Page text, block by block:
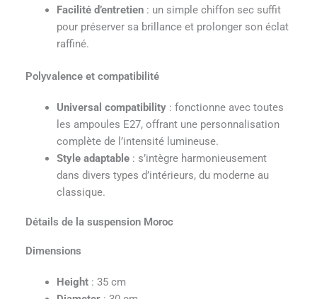
Facilité d’entretien: un simple chiffon sec suffit
pour préserver sa brillance et prolonger son éclat
raffiné.
Polyvalence et compatibilité
Universal compatibility: fonctionne avec toutes
les ampoules E27, offrant une personnalisation
complète de l’intensité lumineuse.
Style adaptable: s’intègre harmonieusement
dans divers types d’intérieurs, du moderne au
classique.
Détails de la suspension Moroc
Dimensions
Height: 35 cm